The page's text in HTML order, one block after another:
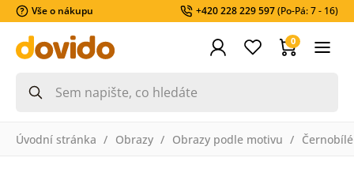
Vše o nákupu +420 228 229 597(Po-Pá: 7 - 16)
0
Úvodní stránka Obrazy Obrazy podle motivu